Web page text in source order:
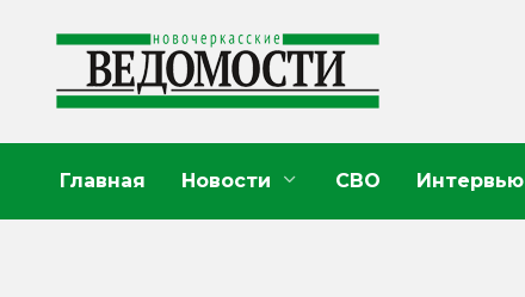
содержанию
Главная Новости СВО Интервью